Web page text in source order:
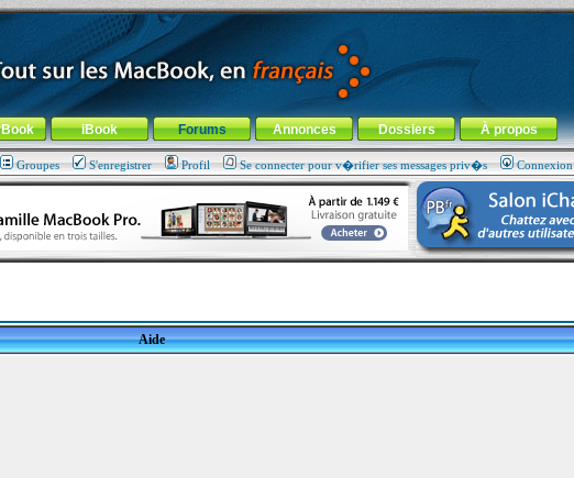
menu de la rubrique
iBook Forums Annonces Dossiers À propos
Groupes S'enregistrer Profil Se connecter pour v�rifier ses messages priv�s Connexion
Aide